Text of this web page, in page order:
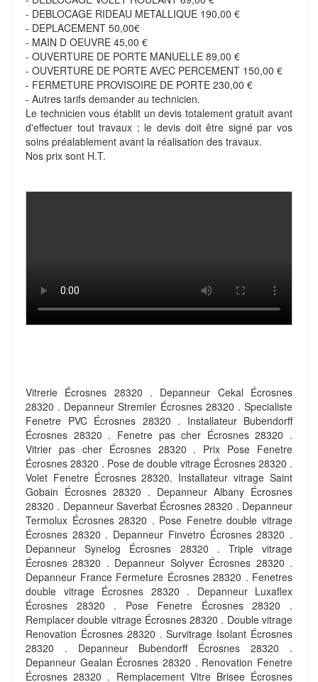
- DEBLOCAGE RIDEAU METALLIQUE 190,00 €
- DEPLACEMENT 50,00€
- MAIN D OEUVRE 45,00 €
- OUVERTURE DE PORTE MANUELLE 89,00 €
- OUVERTURE DE PORTE AVEC PERCEMENT 150,00 €
- FERMETURE PROVISOIRE DE PORTE 230,00 €
- Autres tarifs demander au technicien.
Le technicien vous établit un devis totalement gratuit avant
d'effectuer tout travaux ; le devis doit être signé par vos
soins préalablement avant la réalisation des travaux.
Nos prix sont H.T.
Vitrerie Écrosnes 28320 . Depanneur Cekal Écrosnes
28320 . Depanneur Stremler Écrosnes 28320 . Specialiste
Fenetre PVC Écrosnes 28320 . Installateur Bubendorff
Écrosnes 28320 . Fenetre pas cher Écrosnes 28320 .
Vitrier pas cher Écrosnes 28320 . Prix Pose Fenetre
Écrosnes 28320 . Pose de double vitrage Écrosnes 28320 .
Volet Fenetre Écrosnes 28320. Installateur vitrage Saint
Gobain Écrosnes 28320 . Depanneur Albany Écrosnes
28320 . Depanneur Saverbat Écrosnes 28320 . Depanneur
Termolux Écrosnes 28320 . Pose Fenetre double vitrage
Écrosnes 28320 . Depanneur Finvetro Écrosnes 28320 .
Depanneur Synelog Écrosnes 28320 . Triple vitrage
Écrosnes 28320 . Depanneur Solyver Écrosnes 28320 .
Depanneur France Fermeture Écrosnes 28320 . Fenetres
double vitrage Écrosnes 28320 . Depanneur Luxaflex
Écrosnes 28320 . Pose Fenetre Écrosnes 28320 .
Remplacer double vitrage Écrosnes 28320 . Double vitrage
Renovation Écrosnes 28320 . Survitrage Isolant Écrosnes
28320 . Depanneur Bubendorff Écrosnes 28320 .
Depanneur Gealan Écrosnes 28320 . Renovation Fenetre
Écrosnes 28320 . Remplacement Vitre Brisee Écrosnes